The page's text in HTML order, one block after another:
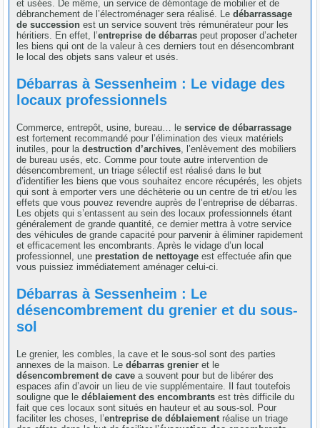
et usées. De même, un service de démontage de mobilier et de
débranchement de l’électroménager sera réalisé. Ledébarrassage
de succession est un service souvent très rémunérateur pour les
héritiers. En effet, l’entreprise de débarras peut proposer d’acheter
les biens qui ont de la valeur à ces derniers tout en désencombrant
le local des objets sans valeur et usés.
Débarras à Sessenheim : Le vidage des
locaux professionnels
Commerce, entrepôt, usine, bureau… leservice de débarrassage
est fortement recommandé pour l’élimination des vieux matériels
inutiles, pour ladestruction d’archives , l’enlèvement des mobiliers
de bureau usés, etc. Comme pour toute autre intervention de
désencombrement, un triage sélectif est réalisé dans le but
d’identifier les biens que vous souhaitez encore récupérés, les objets
qui sont à emporter vers une déchèterie ou un centre de tri et/ou les
effets que vous pouvez revendre auprès de l’entreprise de débarras.
Les objets qui s’entassent au sein des locaux professionnels étant
généralement de grande quantité, ce dernier mettra à votre service
des véhicules de grande capacité pour parvenir à éliminer rapidement
et efficacement les encombrants. Après le vidage d’un local
professionnel, une prestation de nettoyage est effectuée afin que
vous puissiez immédiatement aménager celui-ci.
Débarras à Sessenheim : Le
désencombrement du grenier et du sous-
sol
Le grenier, les combles, la cave et le sous-sol sont des parties
annexes de la maison. Ledébarras grenier et le
désencombrement de cave a souvent pour but de libérer des
espaces afin d’avoir un lieu de vie supplémentaire. Il faut toutefois
souligne que ledéblaiement des encombrants est très difficile du
fait que ces locaux sont situés en hauteur et au sous-sol. Pour
faciliter les choses, l’entreprise de déblaiement réalise un triage